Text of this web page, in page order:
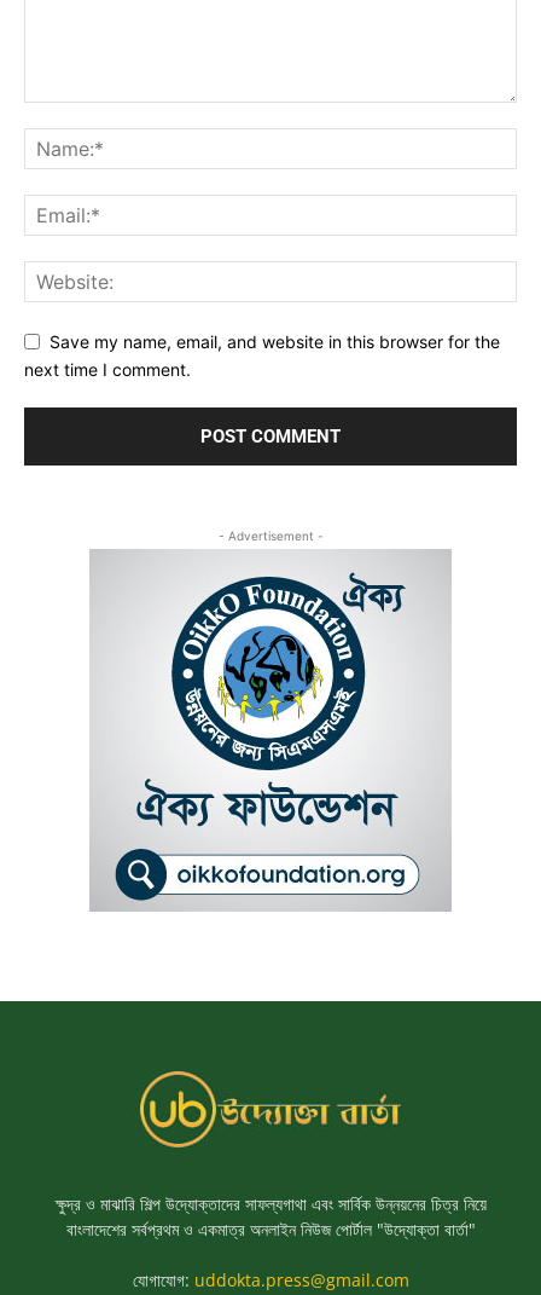
Save my name, email, and website in this browser for the
next time I comment.
- Advertisement -
ক্ষুদ্র ও মাঝারি শিল্প উদ্যোক্তাদের সাফল্যগাথা এবং সার্বিক উন্নয়নের চিত্র নিয়ে
বাংলাদেশের সর্বপ্রথম ও একমাত্র অনলাইন নিউজ পোর্টাল "উদ্যোক্তা বার্তা"
যোগাযোগ: uddokta.press@gmail.com